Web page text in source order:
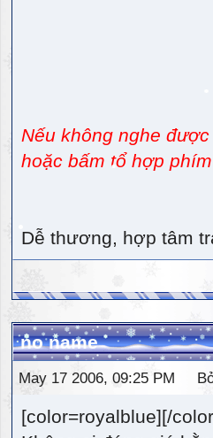
Nếu không nghe
hoặc bấm tổ hợp
Dễ thương, hợp tâm
no name
May 17 2006, 09:25 PM
[color=royalblue][/